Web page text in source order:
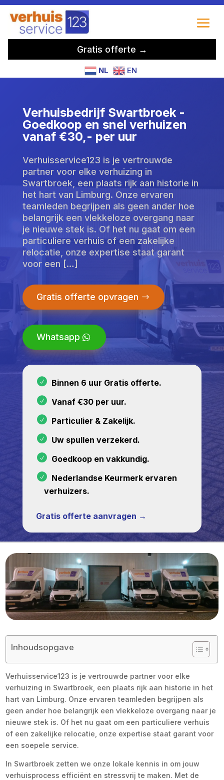
Gratis offerte →
NL EN
Verhuisbedrijf Swartbroek -
Goedkoop en snel verhuizen
vanaf €30,- per uur
Verhuisservice123 is je vertrouwde
partner voor elke verhuizing in
Swartbroek, een plaats rijk aan historie in
het hart van Limburg. Onze ervaren
teamleden begrijpen als geen ander hoe
belangrijk een vlekkeloze overgang naar
je nieuwe stek is. Of het nu gaat om een
particuliere verhuis of een zakelijke
relocatie, onze expertise staat garant
voor een […]
Gratis offerte opvragen
Whatsapp
Binnen 6 uur Gratis offerte.
Vanaf €30 per uur.
Particulier & Zakelijk.
Uw spullen verzekerd.
Goedkoop en vakkundig.
Nederlandse Keurmerk ervaren
verhuizers.
Gratis offerte aanvragen →
Inhoudsopgave
Verhuisservice123 is je vertrouwde partner voor elke
verhuizing in Swartbroek, een plaats rijk aan historie in het
hart van Limburg. Onze ervaren teamleden begrijpen als
geen ander hoe belangrijk een vlekkeloze overgang naar je
nieuwe stek is. Of het nu gaat om een particuliere verhuis
of een zakelijke relocatie, onze expertise staat garant voor
een soepele service.
In Swartbroek zetten we onze lokale kennis in om jouw
verhuisprocess efficiënt en stressvrij te maken. Met de